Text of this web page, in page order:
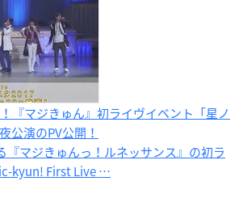
『マジきゅん』初ライヴイベント「星ノ
公演のPV公開！
『マジきゅんっ！ルネッサンス』の初ラ
kyun! First Live …